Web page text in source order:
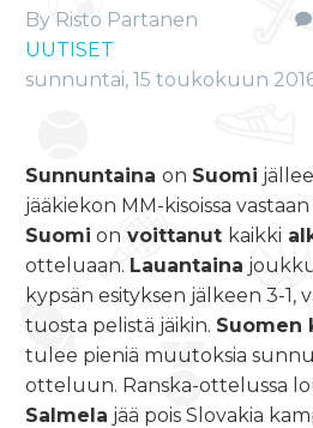
By Risto Partanen
UUTISET
sunnuntai, 15 toukokuun
Sunnuntaina on Suomi
jääkiekon MM-kisoissa
Suomi on voittanut kaikki
otteluaan. Lauantaina
kypsän esityksen jälkeen 3-1,
tuosta pelistä jäikin. Suomen
tulee pieniä muutoksia
otteluun. Ranska-ottelussa
Salmela jää pois Slovakia